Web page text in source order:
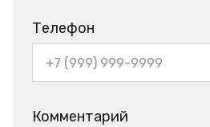
Телефон
Комментарий